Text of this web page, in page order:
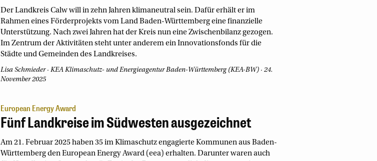
Der Landkreis Calw will in zehn Jahren klimaneutral sein. Dafür erhält er im
Rahmen eines Förderprojekts vom Land Baden-Württemberg eine finanzielle
Unterstützung. Nach zwei Jahren hat der Kreis nun eine Zwischenbilanz gezogen.
Im Zentrum der Aktivitäten steht unter anderem ein Innovationsfonds für die
Städte und Gemeinden des Landkreises.
Lisa Schmieder KEA Klimaschutz- und Energieagentur Baden-Württemberg (KEA-BW)
24.
November 2025
European Energy Award
Fünf Landkreise im Südwesten ausgezeichnet
Am 21. Februar 2025 haben 35 im Klimaschutz engagierte Kommunen aus Baden-
Württemberg den European Energy Award (eea) erhalten. Darunter waren auch